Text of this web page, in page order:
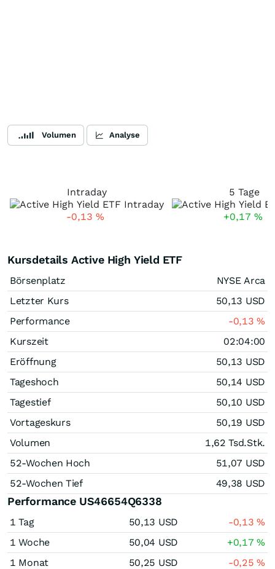
Volumen Analyse
Intraday
-0,13 %
5 Tage
+0,17 %
Kursdetails Active High Yield ETF
Börsenplatz
NYSE Arca
Letzter Kurs
50,13 USD
Performance
-0,13%
Kurszeit
02:04:00
Eröffnung
50,13 USD
Tageshoch
50,14 USD
Tagestief
50,10 USD
Vortageskurs
50,19 USD
Volumen
1,62 Tsd.Stk.
52-Wochen Hoch
51,07 USD
52-Wochen Tief
49,38 USD
Performance US46654Q6338
1 Tag 50,13 USD -0,13%
1 Woche
50,04 USD +0,17%
1 Monat
50,25 USD -0,25%